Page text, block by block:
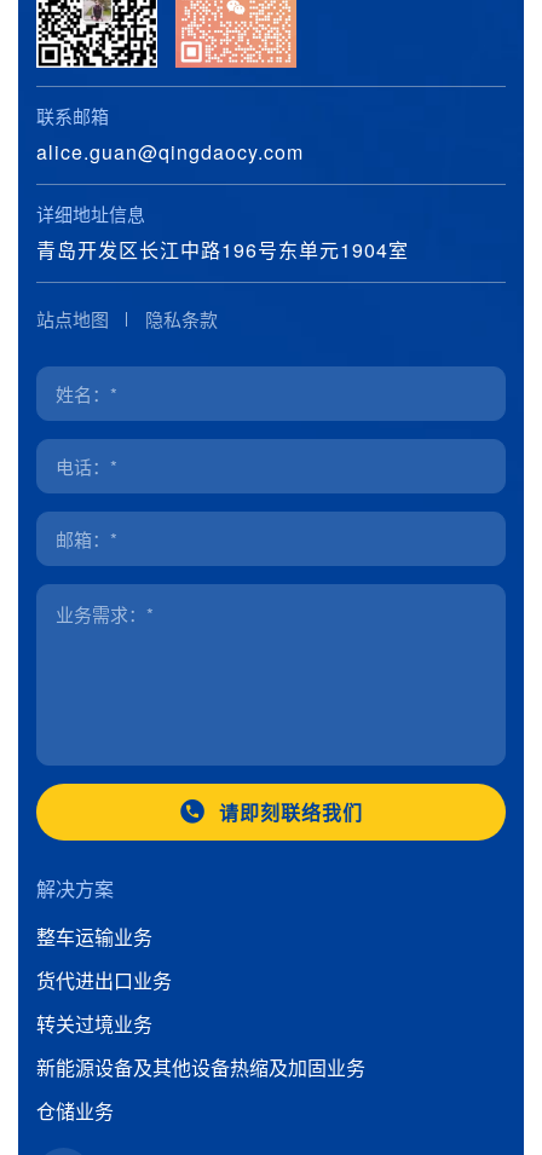
联系邮箱
alice.guan@qingdaocy.com
详细地址信息
青岛开发区长江中路196号东单元1904室
站点地图 隐私条款
请即刻联络我们
解决方案
整车运输业务
货代进出口业务
转关过境业务
新能源设备及其他设备热缩及加固业务
仓储业务